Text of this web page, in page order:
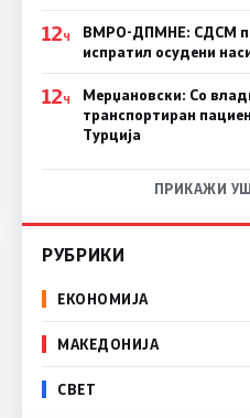
12Ч
ВМРО-ДПМНЕ: СДСM
испратил осудени
12Ч
Мерџановски: Со
транспортиран
Турција
ПРИКАЖИ
РУБРИКИ
ЕКОНОМИЈА
МАКЕДОНИЈА
СВЕТ